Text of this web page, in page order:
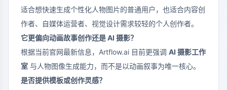
适合想快速生成个性化人物图片的普通用户，也适合内容创
作者、自媒体运营者、视觉设计需求较轻的个人创作者。
它更偏向动画故事创作还是 AI 摄影？
根据当前官网最新信息，Artflow.ai 目前更强调 AI 摄影工作
室 与人物图像生成能力，而不是以动画叙事为唯一核心。
是否提供模板或创作灵感？